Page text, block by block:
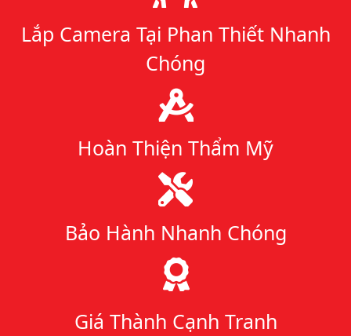
Lắp Camera Tại Phan Thiết Nhanh
Chóng
Hoàn Thiện Thẩm Mỹ
Bảo Hành Nhanh Chóng
Giá Thành Cạnh Tranh